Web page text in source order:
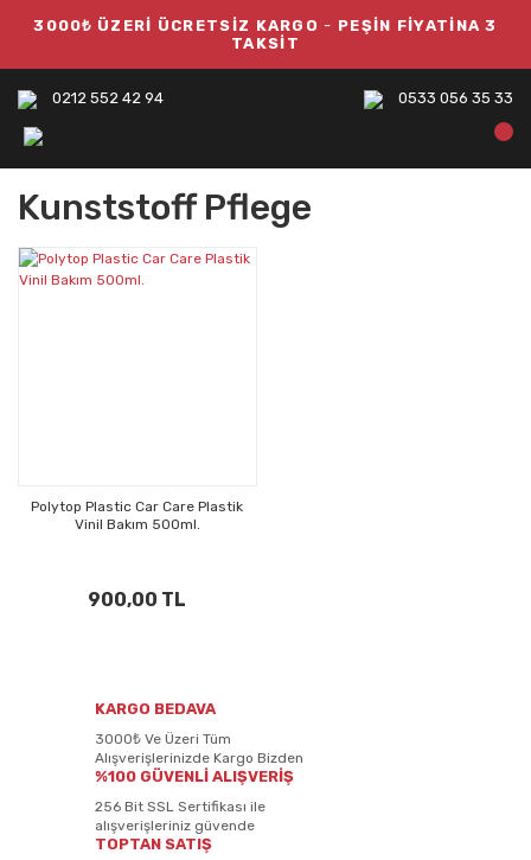
3000₺ ÜZERİ ÜCRETSİZ KARGO - PEŞİN FİYATİNA 3
TAKSİT
0212 552 42 94 0533 056 35 33
Kunststoff Pflege
Polytop Plastic Car Care Plastik
Vinil Bakım 500ml.
900,00 TL
KARGO BEDAVA
3000₺ Ve Üzeri Tüm
Alışverişlerinizde Kargo Bizden
%100 GÜVENLİ ALIŞVERİŞ
256 Bit SSL Sertifikası ile
alışverişleriniz güvende
TOPTAN SATIŞ